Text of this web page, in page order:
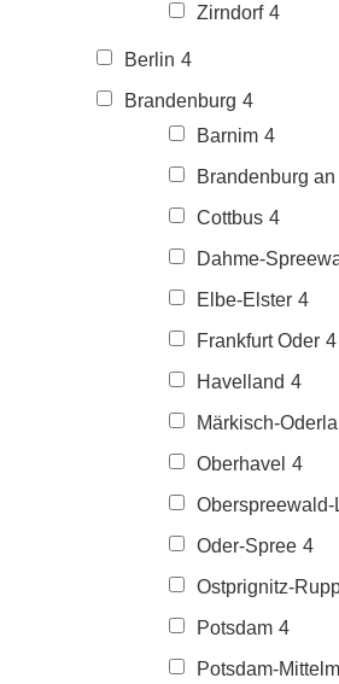
Zirndorf 4
Berlin 4
Brandenburg 4
Barnim 4
Brandenburg an
Cottbus 4
Dahme-
Elbe-Elster 4
Frankfurt Oder 4
Havelland 4
Märkisch-
Oberhavel 4
Oberspreewald-
Oder-Spree 4
Ostprignitz-
Potsdam 4
Potsdam-